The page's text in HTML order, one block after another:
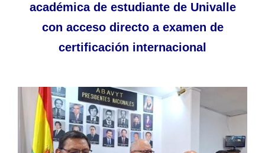
académica de estudiante de Univalle
con acceso directo a examen de
certificación internacional